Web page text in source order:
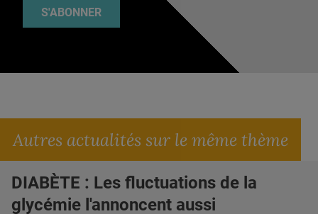
S'ABONNER
Autres actualités sur le même thème
DIABÈTE : Les fluctuations de la
glycémie l'annoncent aussi